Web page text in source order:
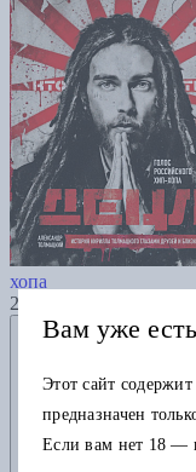
хопа
2330
Вам уже
Этот сайт
предназначен
Если вам нет 18 —